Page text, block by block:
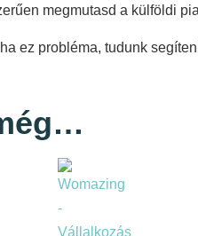
megmutasd a külföldi
ez probléma, tudunk